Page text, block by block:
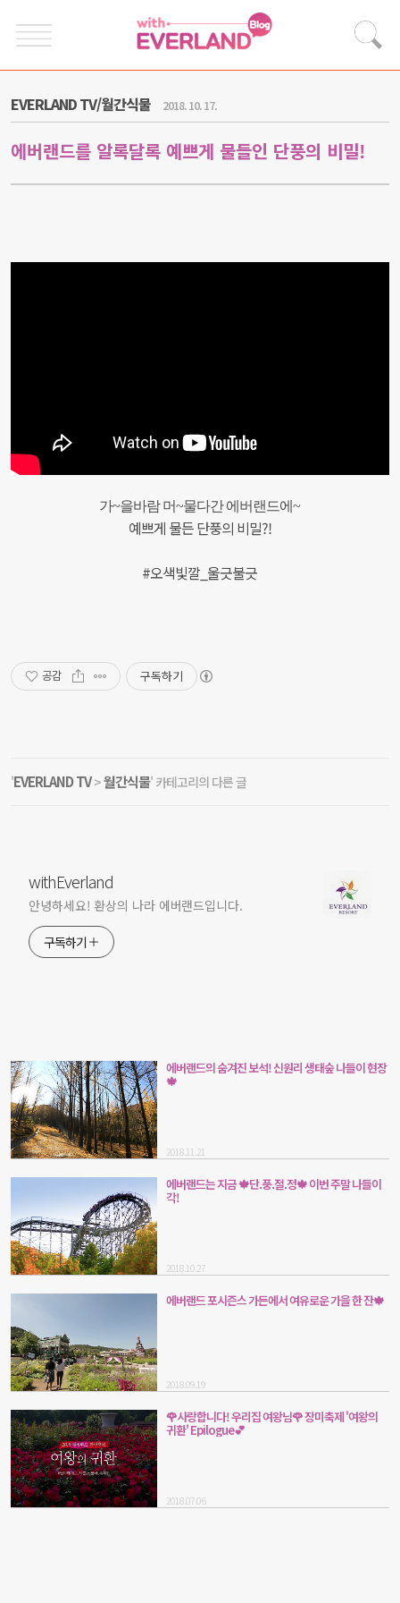
EVERLAND TV/월간식물 2018. 10. 17.
에버랜드를 알록달록 예쁘게 물들인 단풍의 비밀!
가~을바람 머~물다간 에버랜드에~
예쁘게 물든 단풍의 비밀?!
#오색빛깔_울긋불긋
공감 구독하기
'EVERLAND TV>월간식물' 카테고리의 다른 글
withEverland
안녕하세요! 환상의 나라 에버랜드입니다.
구독하기
에버랜드의 숨겨진 보석! 신원리 생태숲 나들이 현장
🍁
2018.11.21
에버랜드는 지금 🍁단.풍.절.정🍁 이번 주말 나들이
각!
2018.10.27
에버랜드 포시즌스 가든에서 여유로운 가을 한 잔🍁
2018.09.19
🌹사랑합니다! 우리집 여왕님🌹 장미축제 '여왕의
귀환' Epilogue💕
2018.07.06